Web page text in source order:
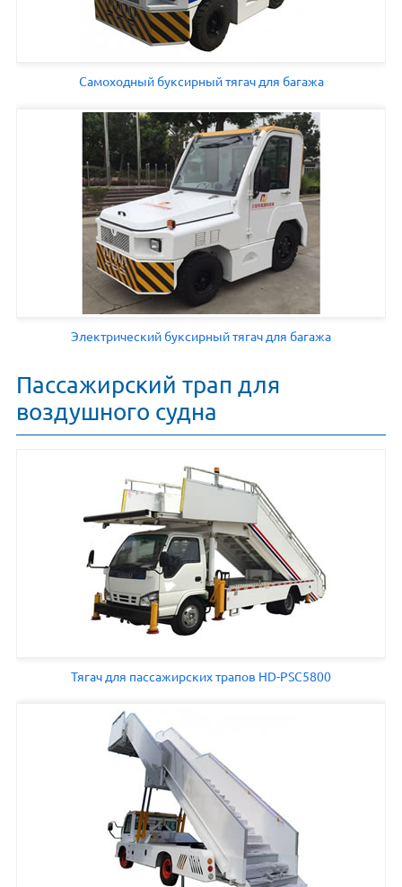
Самоходный буксирный тягач для багажа
Электрический буксирный тягач для багажа
Пассажирский трап для
воздушного судна
Тягач для пассажирских трапов HD-PSC5800